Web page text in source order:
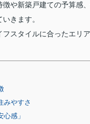
や新築戸建ての予算感
きます。
スタイルに合ったエリ
みやすさ
感」